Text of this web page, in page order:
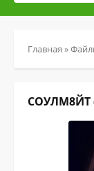
Главная »
СОУЛМ8ЙТ